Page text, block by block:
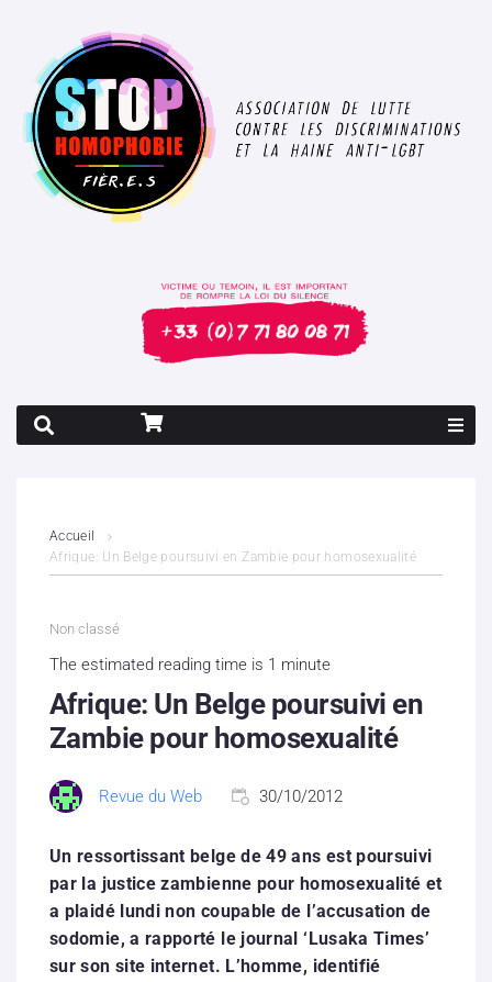
Contenus litigieux
Nous soutenir
Boutique
Partenaires
Contacts
Hébergement solidaire
Accueil
Afrique: Un Belge poursuivi en Zambie pour homosexualité
Non classé
The estimated reading time is 1 minute
Afrique: Un Belge poursuivi en
Zambie pour homosexualité
Revue du Web 30/10/2012
Un ressortissant belge de 49 ans est poursuivi
par la justice zambienne pour homosexualité et
a plaidé lundi non coupable de l’accusation de
sodomie, a rapporté le journal ‘Lusaka Times’
sur son site internet. L’homme, identifié